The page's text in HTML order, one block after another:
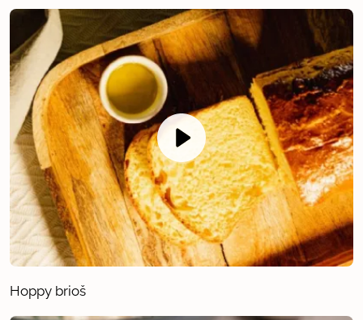
Hoppy brioš